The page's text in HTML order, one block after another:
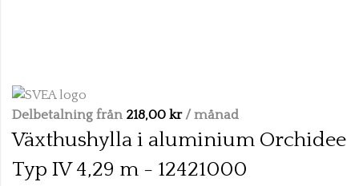
to
the
beginning
of
the
Delbetalning från 218,00 kr/ månad
Växthushylla i aluminium Orchidee
Typ IV 4,29 m - 12421000